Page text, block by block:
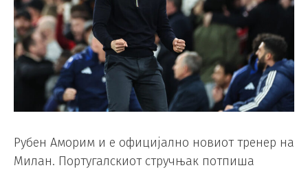
Рубен Аморим и е официјално новиот тренер на
Милан. Португалскиот стручњак потпиша